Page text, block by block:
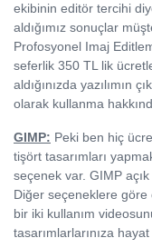
ekibinin editör tercihi
aldığımız sonuçlar
Profosyonel Imaj
seferlik 350 TL lik
aldığınızda yazılımın
olarak kullanma
GIMP: Peki ben hiç
tişört tasarımları
seçenek var. GIMP
Diğer seçeneklere
bir iki kullanım
tasarımlarlarınıza